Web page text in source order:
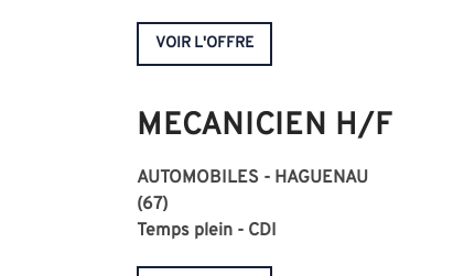
VOIR L'OFFRE
MECANICIEN H/F
AUTOMOBILES - HAGUENAU
(67)
Temps plein - CDI